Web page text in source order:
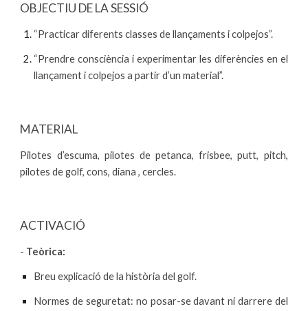
OBJECTIU DE LA SESSIÓ
“Practicar diferents classes de llançaments i colpejos”.
“Prendre consciència i experimentar les diferències en el
llançament i colpejos a partir d’un material”.
MATERIAL
Pilotes d’escuma, pilotes de petanca, frisbee, putt, pitch,
pilotes de golf, cons, diana , cercles.
ACTIVACIÓ
- Teòrica:
Breu explicació de la història del golf.
Normes de seguretat: no posar-se davant ni darrere del